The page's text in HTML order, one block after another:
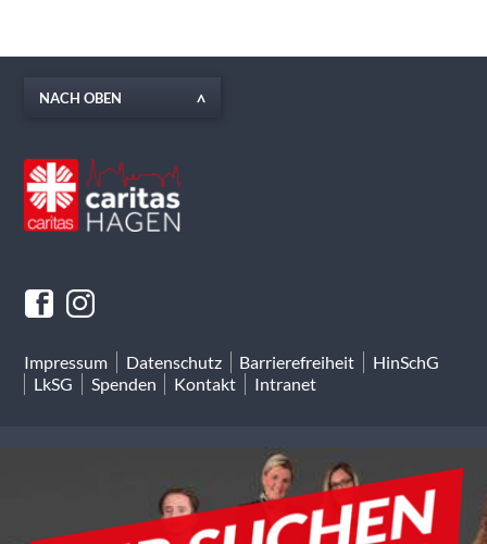
NACH OBEN
Impressum Datenschutz Barrierefreiheit
HinSchG
LkSG
Spenden Kontakt Intranet